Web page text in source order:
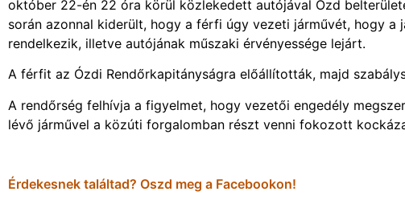
október 22-én 22 óra körül közlekedett autójával Ózd
során azonnal kiderült, hogy a férfi úgy vezeti járművét, hogy
rendelkezik, illetve autójának műszaki érvényessége lejárt.
A férfit az Ózdi Rendőrkapitányságra előállították, majd
A rendőrség felhívja a figyelmet, hogy vezetői engedély
lévő járművel a közúti forgalomban részt venni fokozott
Érdekesnek találtad? Oszd meg a Facebookon!